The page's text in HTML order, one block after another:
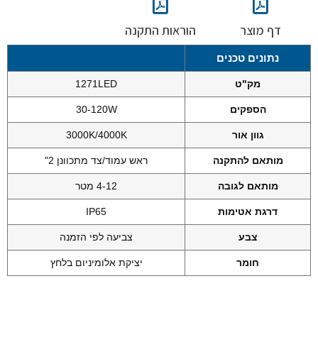
דף מוצר הוראות התקנה
נתונים טכנים
מק"ט 1271LED
הספקים 30-120W
גוון אור 3000K/4000K
מותאם להתקנה ראש עמוד/צד מתכוונן 2"
מותאם לגובה 4-12 מטר
דרגת אטימות IP65
צבע צביעה לפי הזמנה
חומר יציקת אלומיניום בלחץ